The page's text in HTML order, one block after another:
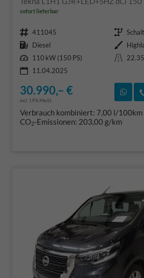
sofort lieferbar
Fahrzeugnr. 411045 Getriebe
Kraftstoff Diesel Außenfarbe
Leistung 110 kW (150 PS) Kilometerstand
11.04.2025
30.990,– €
incl. 19% MwSt.
Verbrauch kombiniert: 7,00 l/100km
CO2-Emissionen: 203,00 g/km